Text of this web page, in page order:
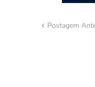
Postagem